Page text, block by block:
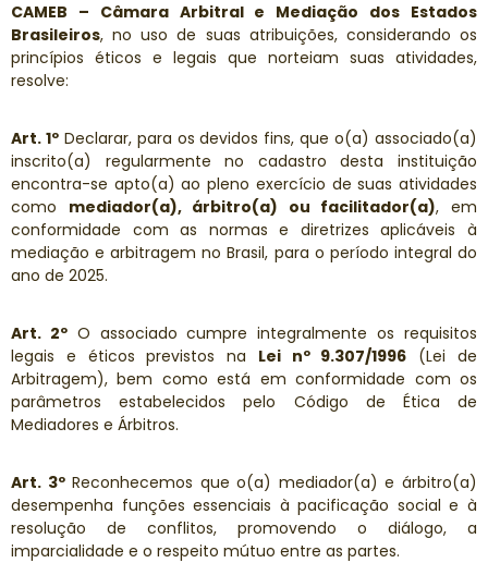
CAMEB – Câmara Arbitral e Mediação dos Estados
Brasileiros, no uso de suas atribuições, considerando os
princípios éticos e legais que norteiam suas atividades,
resolve:
Art. 1ºDeclarar, para os devidos fins, que o(a) associado(a)
inscrito(a) regularmente no cadastro desta instituição
encontra-se apto(a) ao pleno exercício de suas atividades
como mediador(a), árbitro(a) ou facilitador(a), em
conformidade com as normas e diretrizes aplicáveis à
mediação e arbitragem no Brasil, para o período integral do
ano de 2025.
Art. 2ºO associado cumpre integralmente os requisitos
legais e éticos previstos na Lei nº 9.307/1996 (Lei de
Arbitragem), bem como está em conformidade com os
parâmetros estabelecidos pelo Código de Ética de
Mediadores e Árbitros.
Art. 3ºReconhecemos que o(a) mediador(a) e árbitro(a)
desempenha funções essenciais à pacificação social e à
resolução de conflitos, promovendo o diálogo, a
imparcialidade e o respeito mútuo entre as partes.